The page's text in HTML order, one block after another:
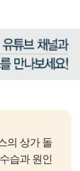
의 상가 돌
습과 원인